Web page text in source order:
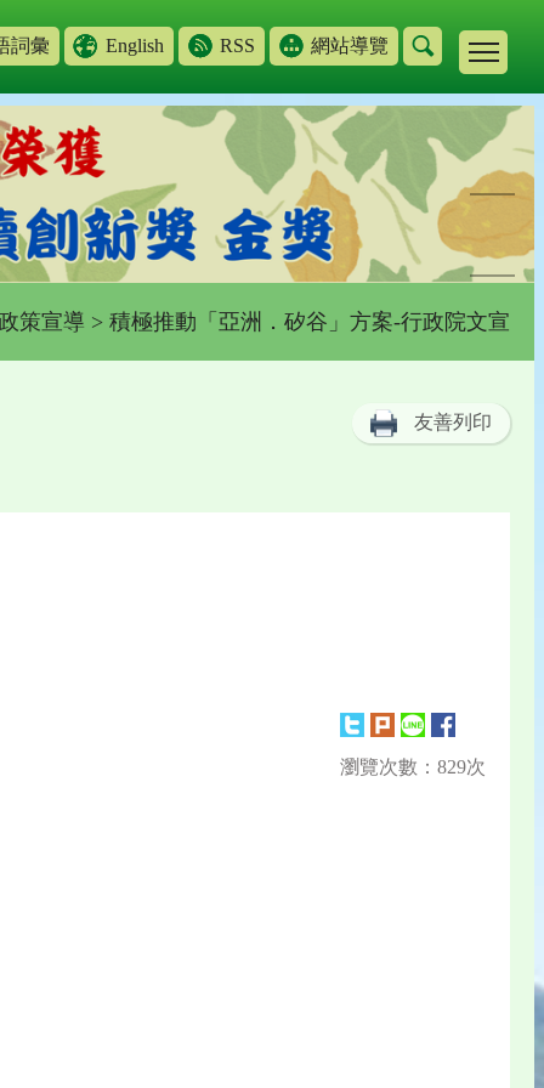
詞彙 English RSS 網站導覽
策宣導 > 積極推動「亞洲．矽谷」方案-行政院文宣
友善列印
瀏覽次數：829次